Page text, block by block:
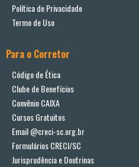
Política de Privacidade
Termo de Uso
Para o Corretor
Código de Ética
Clube de Benefícios
Convênio CAIXA
Cursos Gratuitos
Email @creci-sc.org.br
Formulários CRECI/SC
Jurisprudência e Doutrinas